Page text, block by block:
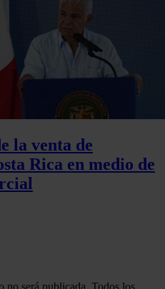
la venta de
Rica en medio de